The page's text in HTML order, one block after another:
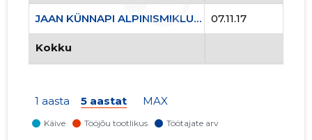
JAAN KÜNNAPI ALPINISMIKLUBI MTÜ 07.11.17
Kokku
1 aasta 5 aastat MAX